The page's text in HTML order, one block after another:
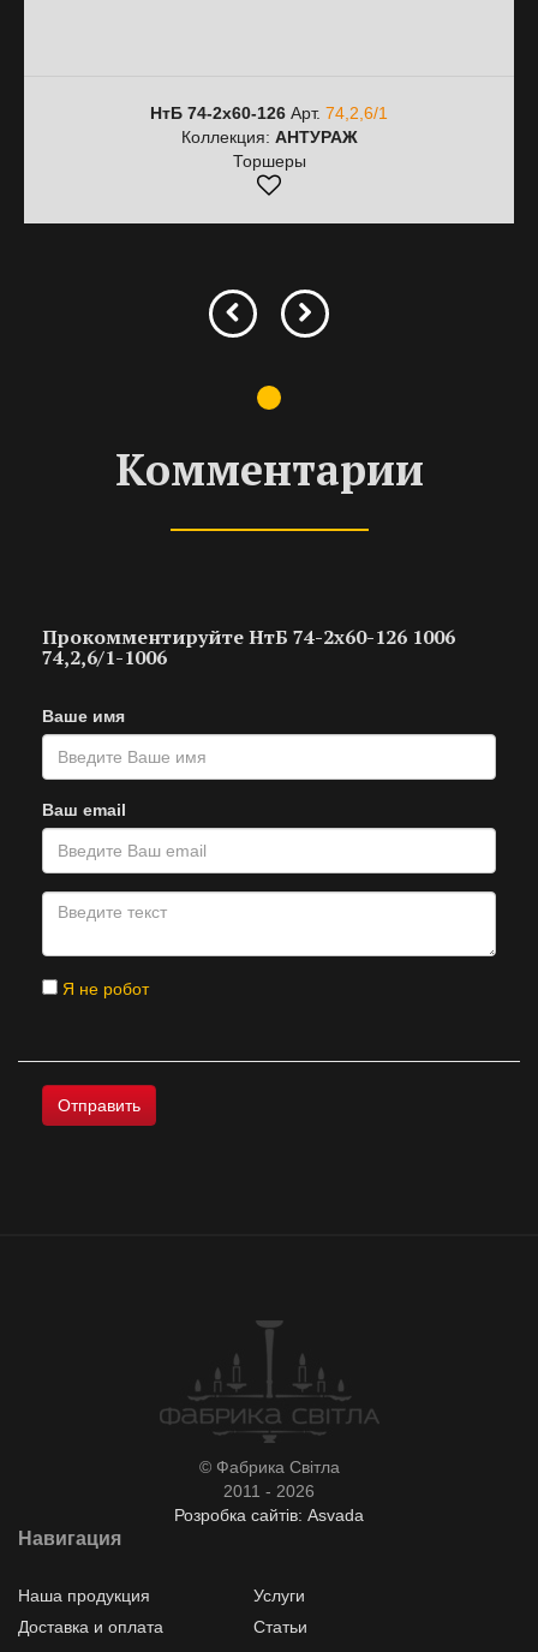
НтБ 74-2х60-126 Арт. 74,2,6/1
Коллекция: АНТУРАЖ
Торшеры
Комментарии
Прокомментируйте НтБ 74-2х60-126 1006
74,2,6/1-1006
Ваше имя
Ваш email
Я не робот
© Фабрика Світла
2011 - 2026
Розробка сайтів: Asvada
Навигация
Наша продукция
Услуги
Доставка и оплата
Статьи